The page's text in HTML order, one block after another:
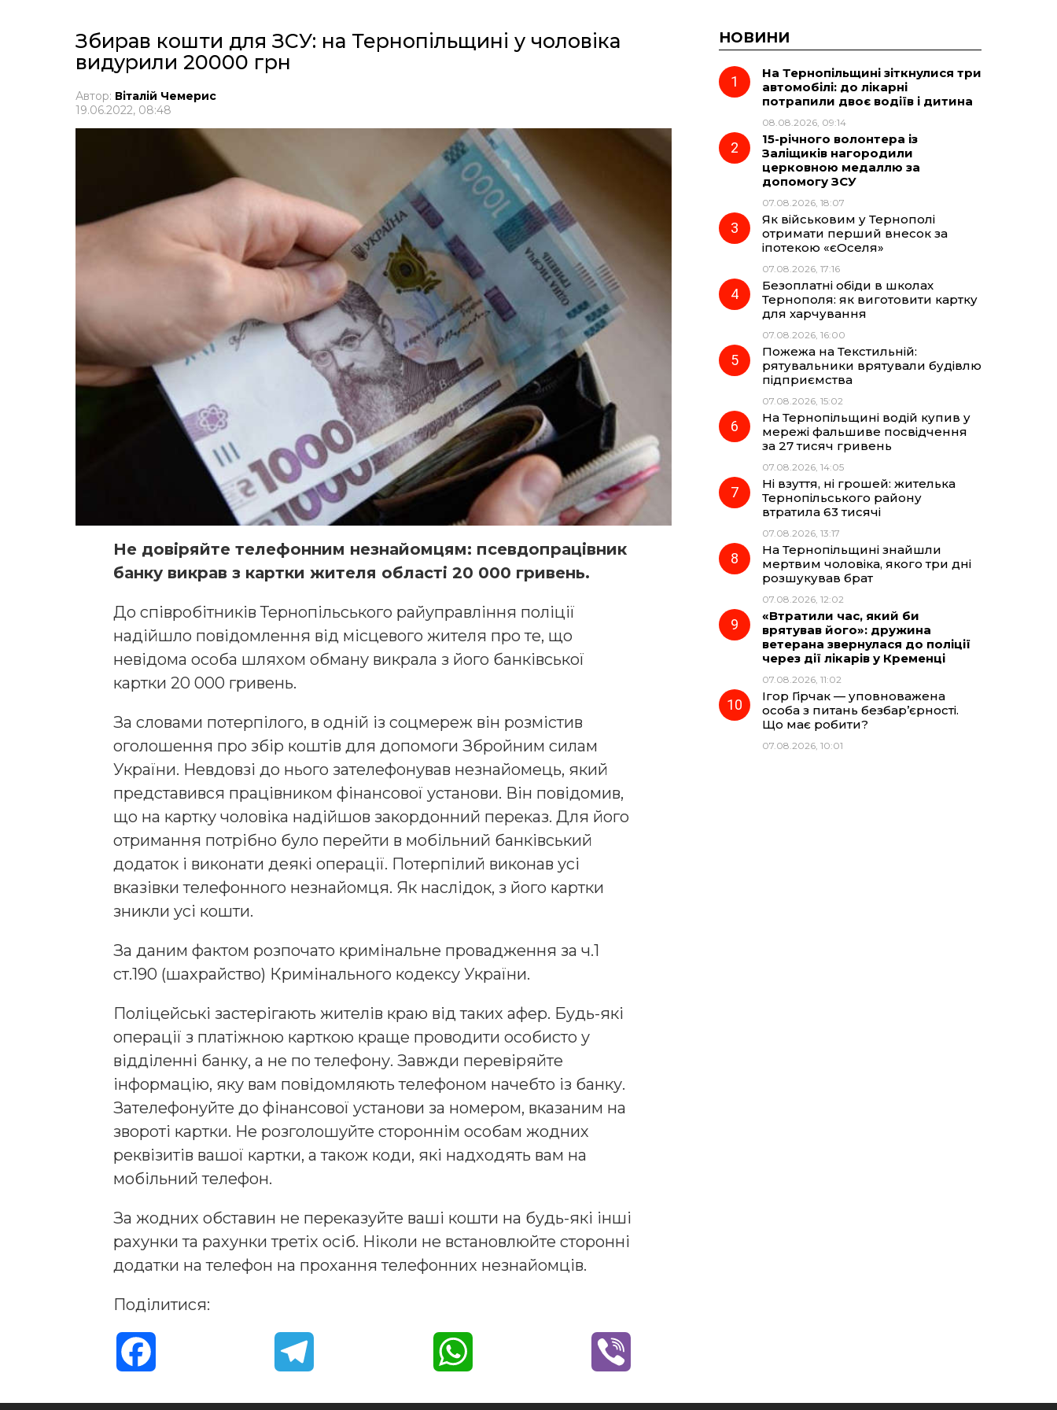
Збирав кошти для ЗСУ: на Тернопільщині у чоловіка
видурили 20000 грн
Автор: Віталій Чемерис
19.06.2022, 08:48
Не довіряйте телефонним незнайомцям: псевдопрацівник
банку викрав з картки жителя області 20 000 гривень.
До співробітників Тернопільського райуправління поліції
надійшло повідомлення від місцевого жителя про те, що
невідома особа шляхом обману викрала з його банківської
картки 20 000 гривень.
За словами потерпілого, в одній із соцмереж він розмістив
оголошення про збір коштів для допомоги Збройним силам
України. Невдовзі до нього зателефонував незнайомець, який
представився працівником фінансової установи. Він повідомив,
що на картку чоловіка надійшов закордонний переказ. Для його
отримання потрібно було перейти в мобільний банківський
додаток і виконати деякі операції. Потерпілий виконав усі
вказівки телефонного незнайомця. Як наслідок, з його картки
зникли усі кошти.
За даним фактом розпочато кримінальне провадження за ч.1
ст.190 (шахрайство) Кримінального кодексу України.
Поліцейські застерігають жителів краю від таких афер. Будь-які
операції з платіжною карткою краще проводити особисто у
відділенні банку, а не по телефону. Завжди перевіряйте
інформацію, яку вам повідомляють телефоном начебто із банку.
Зателефонуйте до фінансової установи за номером, вказаним на
звороті картки. Не розголошуйте стороннім особам жодних
реквізитів вашої картки, а також коди, які надходять вам на
мобільний телефон.
За жодних обставин не переказуйте ваші кошти на будь-які інші
рахунки та рахунки третіх осіб. Ніколи не встановлюйте сторонні
додатки на телефон на прохання телефонних незнайомців.
Поділитися:
НОВИНИ
На Тернопільщині зіткнулися три
автомобілі: до лікарні
потрапили двоє водіїв і дитина
08.08.2026, 09:14
15-річного волонтера із
Заліщиків нагородили
церковною медаллю за
допомогу ЗСУ
07.08.2026, 18:07
Як військовим у Тернополі
отримати перший внесок за
іпотекою «єОселя»
07.08.2026, 17:16
Безоплатні обіди в школах
Тернополя: як виготовити картку
для харчування
07.08.2026, 16:00
Пожежа на Текстильній:
рятувальники врятували будівлю
підприємства
07.08.2026, 15:02
На Тернопільщині водій купив у
мережі фальшиве посвідчення
за 27 тисяч гривень
07.08.2026, 14:05
Ні взуття, ні грошей: жителька
Тернопільського району
втратила 63 тисячі
07.08.2026, 13:17
На Тернопільщині знайшли
мертвим чоловіка, якого три дні
розшукував брат
07.08.2026, 12:02
«Втратили час, який би
врятував його»: дружина
ветерана звернулася до поліції
через дії лікарів у Кременці
07.08.2026, 11:02
Ігор Гірчак — уповноважена
особа з питань безбар’єрності.
Що має робити?
07.08.2026, 10:01